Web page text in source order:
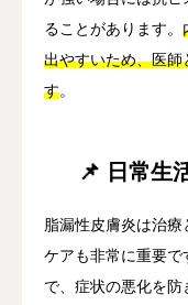
ることがあります。
出やすいため、医
す。
📌 日常生
脂漏性皮膚炎は治
ケアも非常に重要で
で、症状の悪化を防